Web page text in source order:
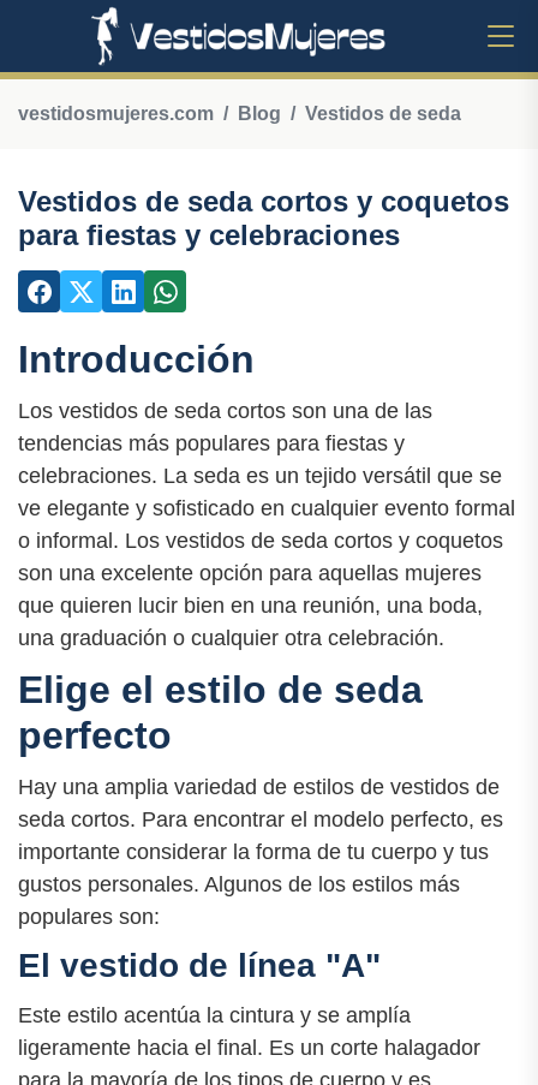
vestidosmujeres.com Blog Vestidos de seda
Vestidos de seda cortos y coquetos
para fiestas y celebraciones
Introducción
Los vestidos de seda cortos son una de las
tendencias más populares para fiestas y
celebraciones. La seda es un tejido versátil que se
ve elegante y sofisticado en cualquier evento formal
o informal. Los vestidos de seda cortos y coquetos
son una excelente opción para aquellas mujeres
que quieren lucir bien en una reunión, una boda,
una graduación o cualquier otra celebración.
Elige el estilo de seda
perfecto
Hay una amplia variedad de estilos de vestidos de
seda cortos. Para encontrar el modelo perfecto, es
importante considerar la forma de tu cuerpo y tus
gustos personales. Algunos de los estilos más
populares son:
El vestido de línea "A"
Este estilo acentúa la cintura y se amplía
ligeramente hacia el final. Es un corte halagador
para la mayoría de los tipos de cuerpo y es